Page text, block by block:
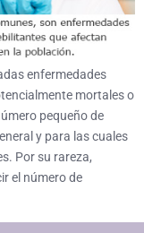
enfermedades
mortales o
pequeño de
y para las cuales
Por su rareza,
el número de